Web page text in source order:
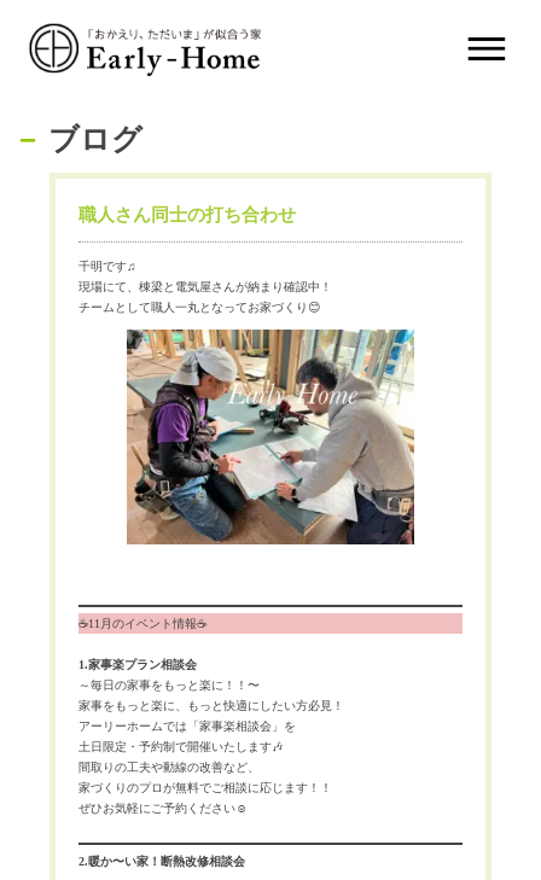
ブログ
職人さん同士の打ち合わせ
千明です♫
現場にて、棟梁と電気屋さんが納まり確認中！
チームとして職人一丸となってお家づくり😊
☕️11月のイベント情報☕️
1.家事楽プラン相談会
～毎日の家事をもっと楽に！！〜
家事をもっと楽に、もっと快適にしたい方必見！
アーリーホームでは「家事楽相談会」を
土日限定・予約制で開催いたします🎶
間取りの工夫や動線の改善など、
家づくりのプロが無料でご相談に応じます！！
ぜひお気軽にご予約ください☺️
2.暖か〜い家！断熱改修相談会